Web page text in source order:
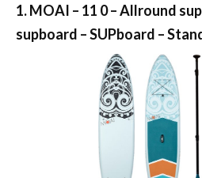
1. MOAI – 11 0 – Allround
supboard – SUPboard –